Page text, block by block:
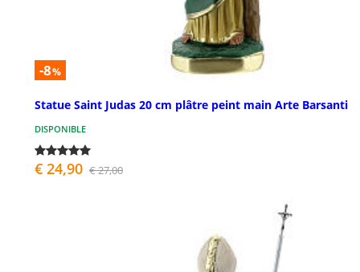
-8%
Statue Saint Judas 20 cm plâtre peint main Arte Barsanti
DISPONIBLE
€ 24,90 € 27,00